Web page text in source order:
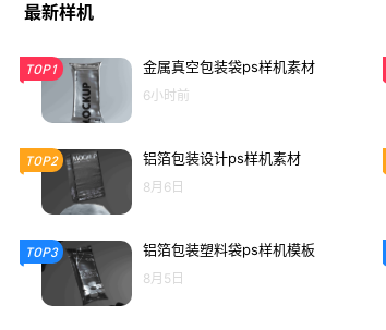
最新样机
TOP1 金属真空包装袋ps样机素材
6小时前
TOP2 铝箔包装设计ps样机素材
8月6日
TOP3 铝箔包装塑料袋ps样机模板
8月5日